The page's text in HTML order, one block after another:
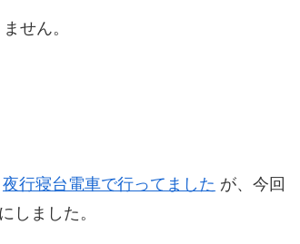
せん。
夜行寝台電車で行ってました が、今回
しました。